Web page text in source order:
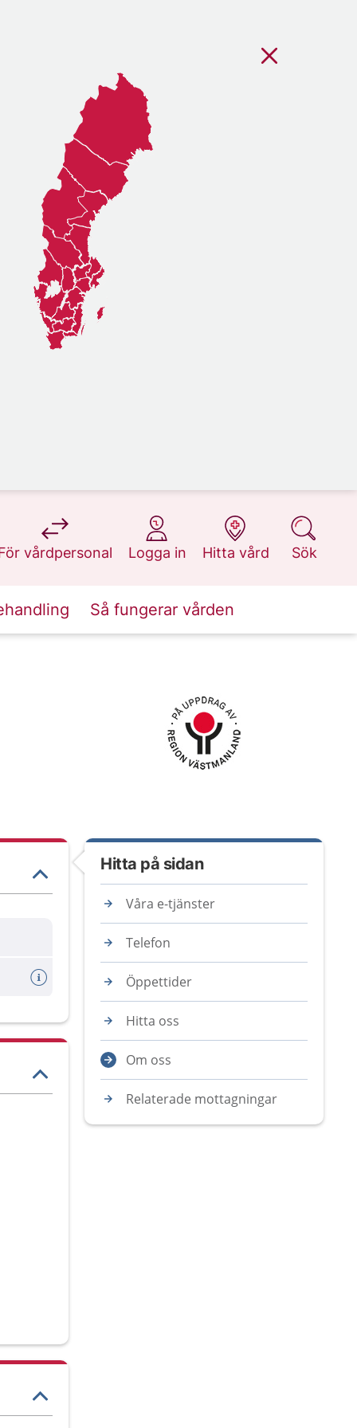
vårdpersonal
på 1177.se
Logga in
på 1177.se
Hitta vård
på 1177.se
Sök
på 1177.se
Så fungerar vården
Hitta på sidan
Våra e-tjänster
Telefon
Öppettider
Hitta oss
Om oss
Relaterade mottagningar